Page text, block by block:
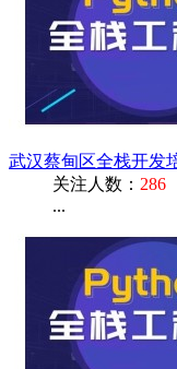
武汉蔡甸区全栈开发
关注人数： 286
...